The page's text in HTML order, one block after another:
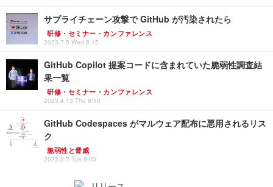
サプライチェーン攻撃で GitHub が汚染されたら
研修・セミナー・カンファレンス
2023.7.5 Wed 8:15
GitHub Copilot 提案コードに含まれていた脆弱性調査結
果一覧
研修・セミナー・カンファレンス
2023.4.13 Thu 8:10
GitHub Codespaces がマルウェア配布に悪用されるリス
ク
脆弱性と脅威
2023.3.7 Tue 8:00